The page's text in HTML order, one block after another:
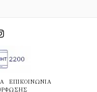
ΕΠΙΚΟΙΝΩΝΊΑ